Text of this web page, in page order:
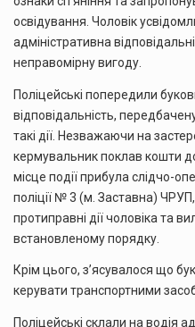
освідування. Чоловік
адміністративна
неправомірну вигоду.
Поліцейські попередили
відповідальність,
такі дії. Незважаючи на
кермувальник поклав кошти
місце події прибула слідчо-
поліції № 3 (м. Заставна)
протиправні дії чоловіка та
встановленому порядку.
Крім цього, з’ясувалося що
керувати транспортними
Поліцейські склали на водія